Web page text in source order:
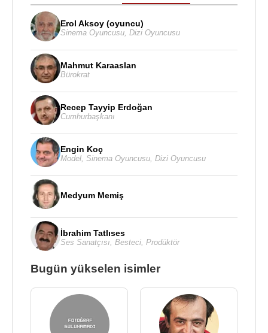
Erol Aksoy (oyuncu)
Sinema Oyuncusu Dizi Oyuncusu
Mahmut Karaaslan
Bürokrat
Recep Tayyip Erdoğan
Cumhurbaşkanı
Engin Koç
Model Sinema Oyuncusu Dizi Oyuncusu
Medyum Memiş
İbrahim Tatlıses
Ses Sanatçısı Besteci Prodüktör
Bugün yükselen isimler